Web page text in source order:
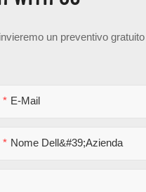
un preventivo
E-Mail
Nome Dell&#39;azienda